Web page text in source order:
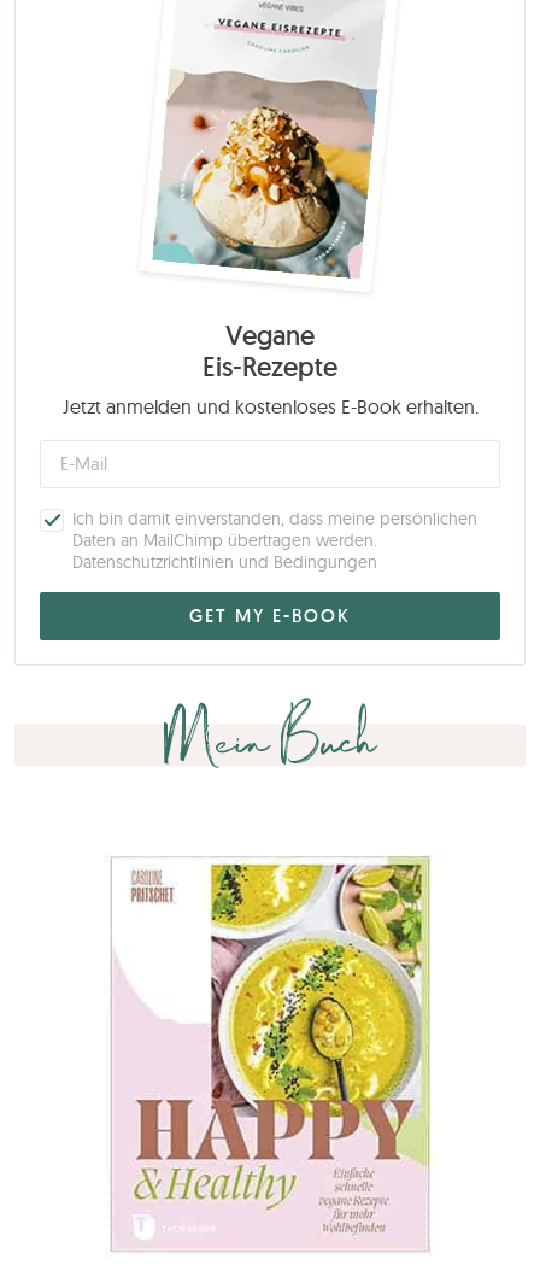
Vegane
Eis-Rezepte
Jetzt anmelden und kostenloses E-Book erhalten.
Ich bin damit einverstanden, dass meine persönlichen
Daten an MailChimp übertragen werden.
Datenschutzrichtlinien und Bedingungen
Mein Buch